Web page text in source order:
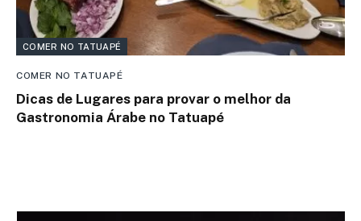
COMER NO TATUAPÉ
COMER NO TATUAPÉ
Dicas de Lugares para provar o melhor da
Gastronomia Árabe no Tatuapé